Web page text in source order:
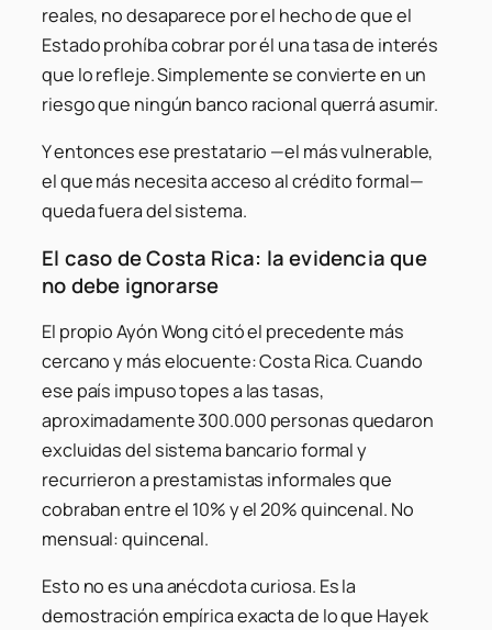
reales, no desaparece por el hecho de que el
Estado prohíba cobrar por él una tasa de interés
que lo refleje. Simplemente se convierte en un
riesgo que ningún banco racional querrá asumir.
Y entonces ese prestatario —el más vulnerable,
el que más necesita acceso al crédito formal—
queda fuera del sistema.
El caso de Costa Rica: la evidencia que
no debe ignorarse
El propio Ayón Wong citó el precedente más
cercano y más elocuente: Costa Rica. Cuando
ese país impuso topes a las tasas,
aproximadamente 300.000 personas quedaron
excluidas del sistema bancario formal y
recurrieron a prestamistas informales que
cobraban entre el 10% y el 20% quincenal. No
mensual:quincenal.
Esto no es una anécdota curiosa. Es la
demostración empírica exacta de lo que Hayek